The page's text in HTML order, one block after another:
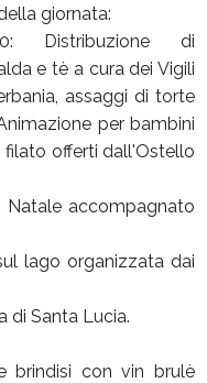
giornata:
Distribuzione di
e tè a cura dei Vigili
assaggi di torte
per bambini
offerti dall'Ostello
Natale accompagnato
lago organizzata dai
di Santa Lucia.
brindisi con vin brulè